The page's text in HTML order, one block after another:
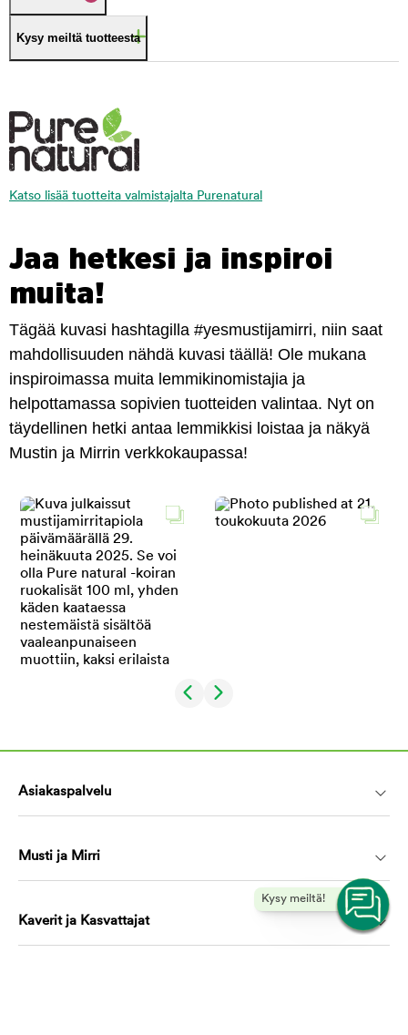
Kysy meiltä tuotteesta
Katso lisää tuotteita valmistajalta Purenatural
Jaa hetkesi ja inspiroi
muita!
Tägää kuvasi hashtagilla #yesmustijamirri, niin saat
mahdollisuuden nähdä kuvasi täällä! Ole mukana
inspiroimassa muita lemmikinomistajia ja
helpottamassa sopivien tuotteiden valintaa. Nyt on
täydellinen hetki antaa lemmikkisi loistaa ja näkyä
Mustin ja Mirrin verkkokaupassa!
Kysy meiltä!
Asiakaspalvelu
Musti ja Mirri
Kaverit ja Kasvattajat